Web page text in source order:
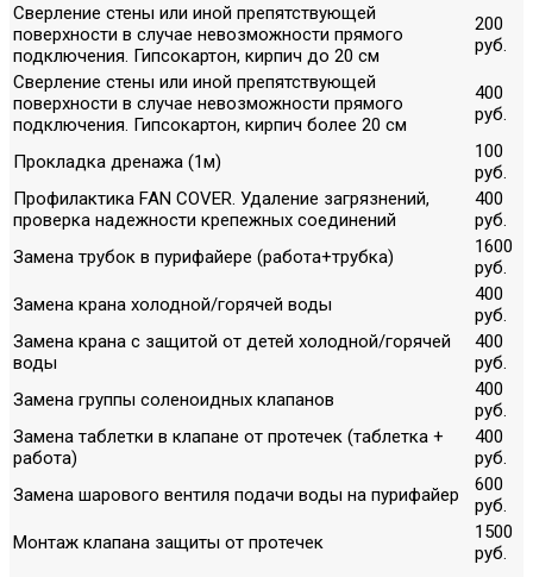
Сверление стены или иной препятствующей
поверхности в случае невозможности прямого
подключения. Гипсокартон, кирпич до 20 см
200
руб.
Сверление стены или иной препятствующей
поверхности в случае невозможности прямого
подключения. Гипсокартон, кирпич более 20 см
400
руб.
Прокладка дренажа (1м)
100
руб.
Профилактика FAN COVER. Удаление загрязнений,
проверка надежности крепежных соединений
400
руб.
Замена трубок в пурифайере (работа+трубка)
1600
руб.
Замена крана холодной/горячей воды
400
руб.
Замена крана с защитой от детей холодной/горячей
воды
400
руб.
Замена группы соленоидных клапанов
400
руб.
Замена таблетки в клапане от протечек (таблетка +
работа)
400
руб.
Замена шарового вентиля подачи воды на пурифайер
600
руб.
Монтаж клапана защиты от протечек
1500
руб.